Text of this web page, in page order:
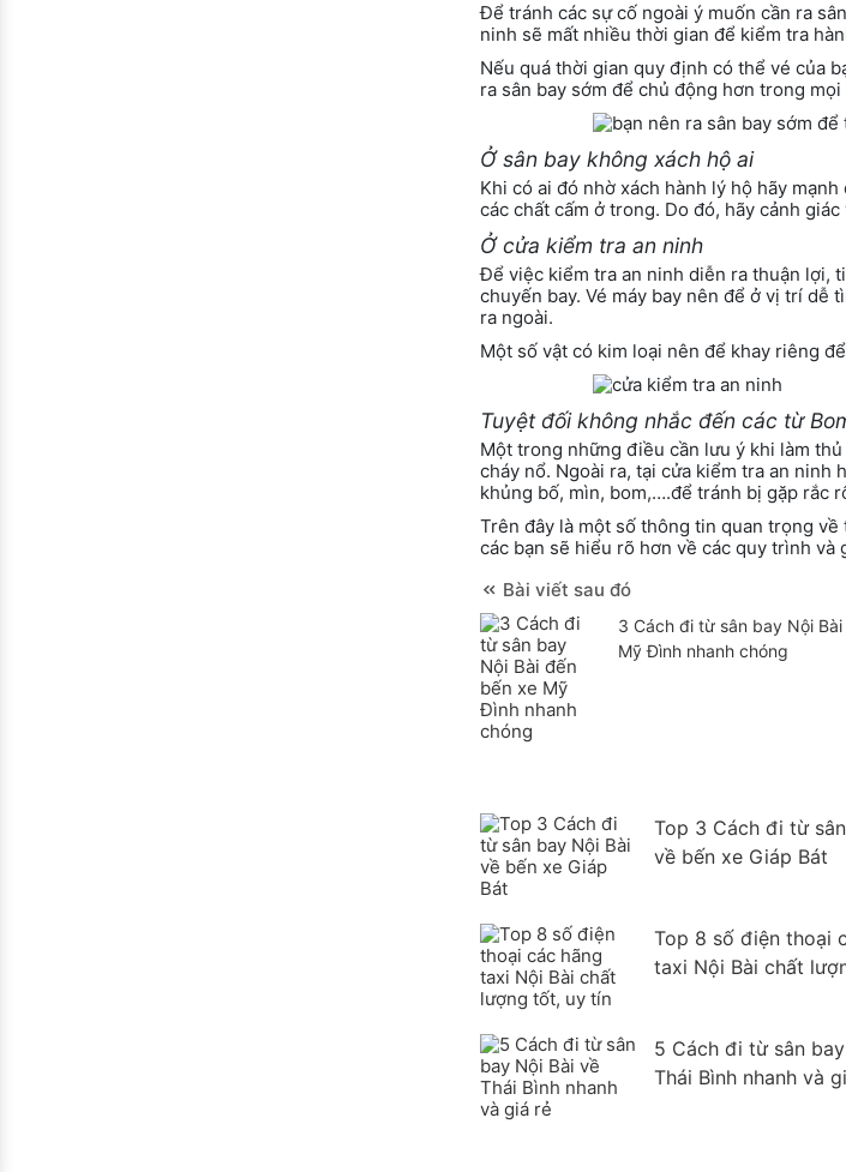
Để tránh các sự cố ngoài ý muốn cần ra
ninh sẽ mất nhiều thời gian để kiểm tra
Nếu quá thời gian quy định có thể vé của
ra sân bay sớm để chủ động hơn trong
Ở sân bay không xách hộ ai
Khi có ai đó nhờ xách hành lý hộ hãy
các chất cấm ở trong. Do đó, hãy cảnh
Ở cửa kiểm tra an ninh
Để việc kiểm tra an ninh diễn ra thuận lợi,
chuyến bay. Vé máy bay nên để ở vị trí dễ
ra ngoài.
Một số vật có kim loại nên để khay riêng
Tuyệt đối không nhắc đến các từ
Một trong những điều cần lưu ý khi làm
cháy nổ. Ngoài ra, tại cửa kiểm tra an ninh
khủng bố, mìn, bom,….để tránh bị gặp rắc
Trên đây là một số thông tin quan trọng
các bạn sẽ hiểu rõ hơn về các quy trình và
Bài viết sau đó
3 Cách đi từ sân bay Nội
Mỹ Đình nhanh chóng
Top 3 Cách đi từ
về bến xe Giáp Bát
Top 8 số điện thoại
taxi Nội Bài chất
5 Cách đi từ sân
Thái Bình nhanh và